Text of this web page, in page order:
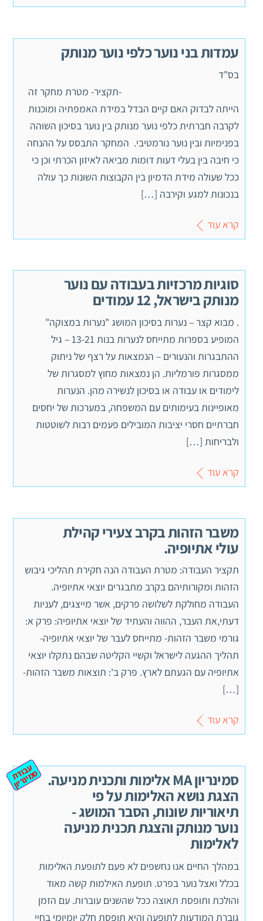
עמדות בני נוער כלפי נוער מנותק
בס"ד
-תקציר- מטרת מחקר זה
הייתה לבדוק האם קיים הבדל במידת האמפתיה ומוכנות
לקרבה חברתית כלפי נוער מנותק בין נוער בסיכון השוהה
בפנימיות ובין נוער נורמטיבי. המחקר התבסס על ההנחה
כי חיבה בין בעלי דעות דומות מביאה לאיזון הכרתי וכן כי
ככל שעולה מידת הדמיון בין הקבוצות השונות כך עולה
בנכונות למגע וקירבה […]
קרא עוד
סוגיות מרכזיות בעבודה עם נוער
מנותק בישראל, 12 עמודים
. מבוא קצר – נערות בסיכון המושג "נערות במצוקה"
המופיע בספרות מתייחס לנערות בנות 13-21 – גיל
ההתבגרות והנעורים – הנמצאות על רצף של ניתוק
ממסגרות פורמליות. הן נמצאות מחוץ למסגרות של
לימודים או עבודה או בסיכון לנשירה מהן. הנערות
מאופיינות בעימותים עם המשפחה, במערכות של יחסים
חברתיים חסרי יציבות המובילים פעמים רבות לשוטטות
ולבריחות […]
קרא עוד
משבר הזהות בקרב צעירי קהילת
עולי אתיופיה.
תקציר העבודה: מטרת העבודה הנה חקירת תהליכי גיבוש
הזהות ומקורותיהם בקרב מתבגרים יוצאי אתיופיה.
העבודה מחולקת לשלושה פרקים, אשר מייצגים, לעניות
דעתי,את העבר, ההווה והעתיד של יוצאי אתיופיה: פרק א:
גורמי משבר הזהות- מתייחס לעבר של יוצאי אתיופיה-
תהליך ההגעה לישראל וקשיי הקליטה שבהם נתקלו יוצאי
אתיופיה עם הגעתם לארץ. פרק ב': תוצאות משבר הזהות-
[…]
קרא עוד
סמינריון MA אלימות ותכנית מניעה.
הצגת נושא האלימות על פי
תיאוריות שונות, הסבר המושג -
נוער מנותק והצגת תכנית מניעה
לאלימות
ע
ב
וד
ת
ס
מ
ינ
ר
יון
במהלך החיים אנו נחשפים לא פעם לתופעת האלימות
בכלל ואצל נוער בפרט. תופעת האילמות קשה מאוד
והולכת ותופסת תאוצה ככל שהשנים עוברות. עם הזמן
גוברת המודעות לתופעה והיא תופסת חלק יומיומי בחיי